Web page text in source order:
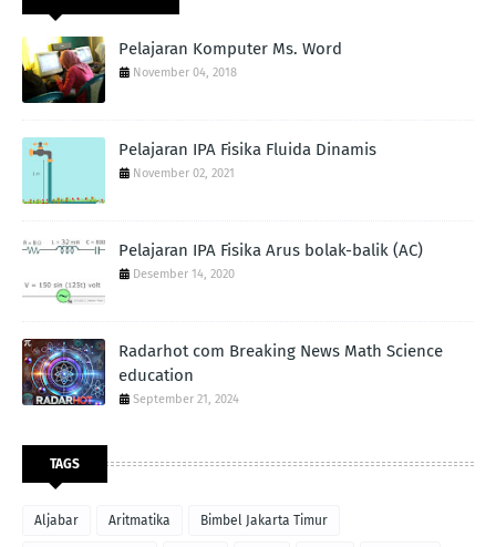
Pelajaran Komputer Ms. Word
November 04, 2018
Pelajaran IPA Fisika Fluida Dinamis
November 02, 2021
Pelajaran IPA Fisika Arus bolak-balik (AC)
Desember 14, 2020
Radarhot com Breaking News Math Science
education
September 21, 2024
TAGS
Aljabar Aritmatika Bimbel Jakarta Timur